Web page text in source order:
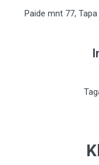
Paide mnt 77,